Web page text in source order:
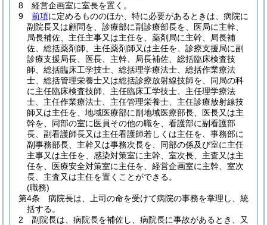
8
経営企画室に室長を置く。
9
前項に定めるもののほか、特に必要があるときは、病院に
副院長又は顧問を、診療部に副診療部長を、医局に主幹、
局長補佐、主任主事又は主任を、薬剤局に主幹、局長補
佐、総括薬剤師、主任薬剤師又は主任を、診療支援局に副
診療支援局長、医長、主幹、局長補佐、総括臨床検査技
師、総括臨床工学技士、総括理学療法士、総括作業療法
士、総括管理栄養士又は総括診療放射線技師を、同局の科
に主任臨床検査技師、主任臨床工学技士、主任理学療法
士、主任作業療法士、主任管理栄養士、主任診療放射線技
師又は主任を、地域医療部に副地域医療部長、医長又は主
幹を、同部の室に医員その他の職を、看護部に副看護部
長、副看護師長又は主任看護師若しくは主任を、事務部に
副事務部長、主幹又は事務次長を、同部の係及び室に主任
主事又は主任を、感染対策室に主幹、室次長、主査又は主
任を、医療安全対策室に主任を、経営企画室に主幹、室次
長、主査又は主任を置くことができる。
(職務)
第4条
病院長は、上司の命を受けて病院の事務を掌理し、統
括する。
2
副院長は、病院長を補佐し、病院長に事故があるとき、又